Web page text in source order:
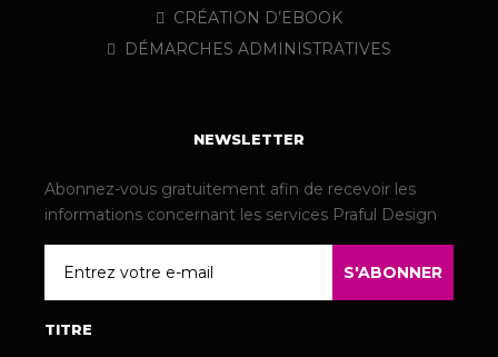
CRÉATION D’EBOOK
DÉMARCHES ADMINISTRATIVES
NEWSLETTER
Abonnez-vous gratuitement afin de recevoir les
informations concernant les services Praful Design
S'ABONNER
TITRE